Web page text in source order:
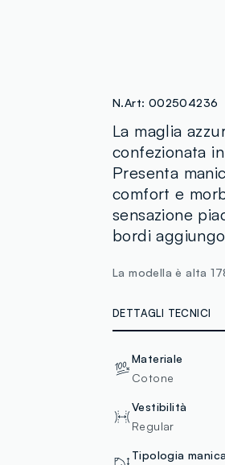
N.Art: 002504236
La maglia
confezionata
Presenta
comfort e
sensazione
bordi
La modella è alta
DETTAGLI TECNICI
Materiale
Cotone
Vestibilità
Regular
Tipologia manica